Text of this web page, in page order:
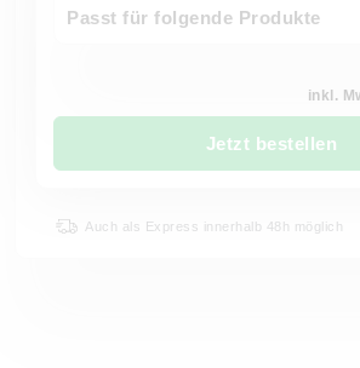
Passt für folgende Produkte
inkl.
Jetzt bestellen
Auch als Express innerhalb 48h möglich